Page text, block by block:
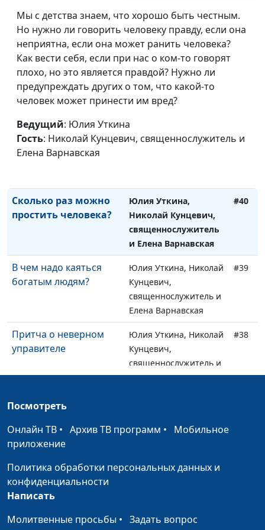
Мы с детства знаем, что хорошо быть честным.
Но нужно ли говорить человеку правду, если она
неприятна, если она может ранить человека?
Как вести себя, если при нас о ком-то говорят
плохо, но это является правдой? Нужно ли
предупреждать других о том, что какой-то
человек может принести им вред?
Ведущий: Юлия Уткина
Гость: Николай Кунцевич, священнослужитель и
Елена Варнавская
Пришествие?
Кунцевич,
священнослужитель и
Елена Варнавская
отношения между
человеком и Богом?
Юлия Уткина, Николай
Кунцевич,
священнослужитель и
Елена Варнавская
Как спастись от греха -
своего и чужого?
Юлия Уткина, Николай
#41
Сколько раз можно
простить человека?
Юлия Уткина,
Николай Кунцевич,
священнослужитель
и Елена Варнавская
#40
В чем надо каяться
богатым людям?
Юлия Уткина, Николай
Кунцевич,
священнослужитель и
Елена Варнавская
#39
Притча о неверном
управителе
Юлия Уткина, Николай
Кунцевич,
священнослужитель и
Елена Варнавская
#38
Притча о блудном
священнослужитель и
Так ли плохо быть
грешником
Юлия Уткина, Николай
Посмотреть
Онлайн ТВ • Архив ТВ программ • Мобильное
приложение
Политика обработки персональных данных и
конфиденциальности
Написать
Молитвенные просьбы • Задать вопрос